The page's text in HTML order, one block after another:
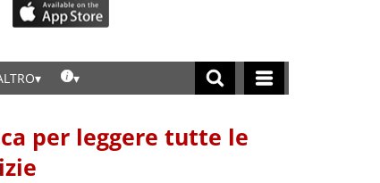
per leggere tutte le